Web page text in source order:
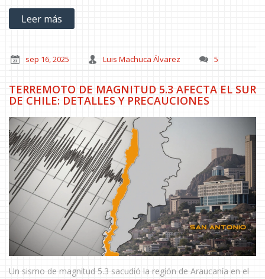
El municipio fue consultado, sin respuesta al cierre de esta
edición.
Leer más
sep 16, 2025 Luis Machuca Álvarez 5
TERREMOTO DE MAGNITUD 5.3 AFECTA EL SUR
DE CHILE: DETALLES Y PRECAUCIONES
Un sismo de magnitud 5.3 sacudió la región de Araucanía en el